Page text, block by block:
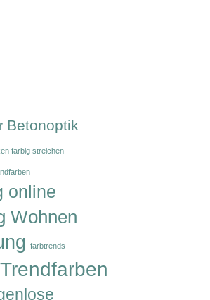
Betonoptik
farbig streichen
online
Wohnen
farbtrends